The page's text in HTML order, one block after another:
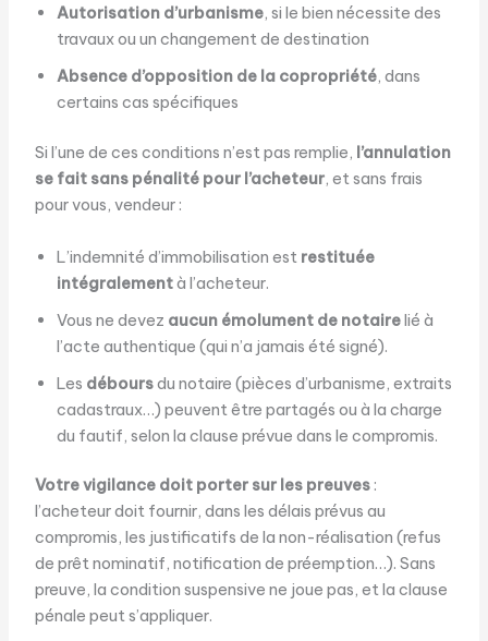
Autorisation d’urbanisme, si le bien nécessite des
travaux ou un changement de destination
Absence d’opposition de la copropriété, dans
certains cas spécifiques
Si l’une de ces conditions n’est pas remplie, l’annulation
se fait sans pénalité pour l’acheteur, et sans frais
pour vous, vendeur :
L’indemnité d’immobilisation est restituée
intégralementà l’acheteur.
Vous ne devez aucun émolument de notairelié à
l’acte authentique (qui n’a jamais été signé).
Les déboursdu notaire (pièces d’urbanisme, extraits
cadastraux…) peuvent être partagés ou à la charge
du fautif, selon la clause prévue dans le compromis.
Votre vigilance doit porter sur les preuves:
l’acheteur doit fournir, dans les délais prévus au
compromis, les justificatifs de la non-réalisation (refus
de prêt nominatif, notification de préemption…). Sans
preuve, la condition suspensive ne joue pas, et la clause
pénale peut s’appliquer.